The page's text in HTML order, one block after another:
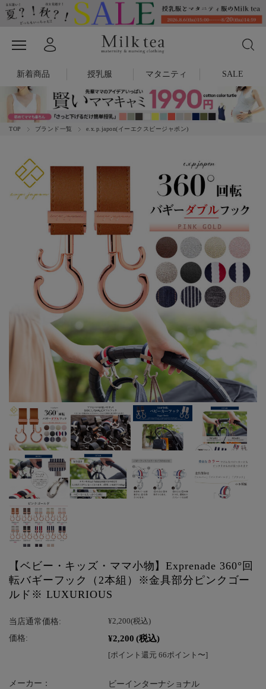
新着商品 授乳服 マタニティ SALE
TOP ブランド一覧 e.x.p.japon(イーエクスピージャポン)
【ベビー・キッズ・ママ小物】Exprenade 360°回
転バギーフック（2本組）※金具部分ピンクゴー
ルド※ LUXURIOUS
当店通常価格: ¥2,200(税込)
価格: ¥2,200 (税込)
[ポイント還元 66ポイント〜]
メーカー：
ビーインターナショナル